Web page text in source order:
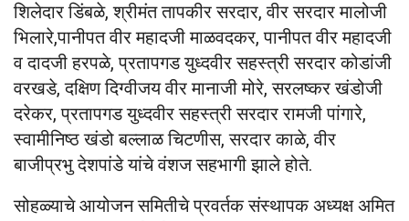
शिलेदार डिंबळे, श्रीमंत तापकीर सरदार, वीर सरदार मालोजी
भिलारे,पानीपत वीर महादजी माळवदकर, पानीपत वीर महादजी
व दादजी हरपळे, प्रतापगड युध्दवीर सहस्त्री सरदार कोडांजी
वरखडे, दक्षिण दिग्वीजय वीर मानाजी मोरे, सरलष्कर खंडोजी
दरेकर, प्रतापगड युध्दवीर सहस्त्री सरदार रामजी पांगारे,
स्वामीनिष्ठ खंडो बल्लाळ चिटणीस, सरदार काळे, वीर
बाजीप्रभु देशपांडे यांचे वंशज सहभागी झाले होते.
सोहळ्याचे आयोजन समितीचे प्रवर्तक संस्थापक अध्यक्ष अमित